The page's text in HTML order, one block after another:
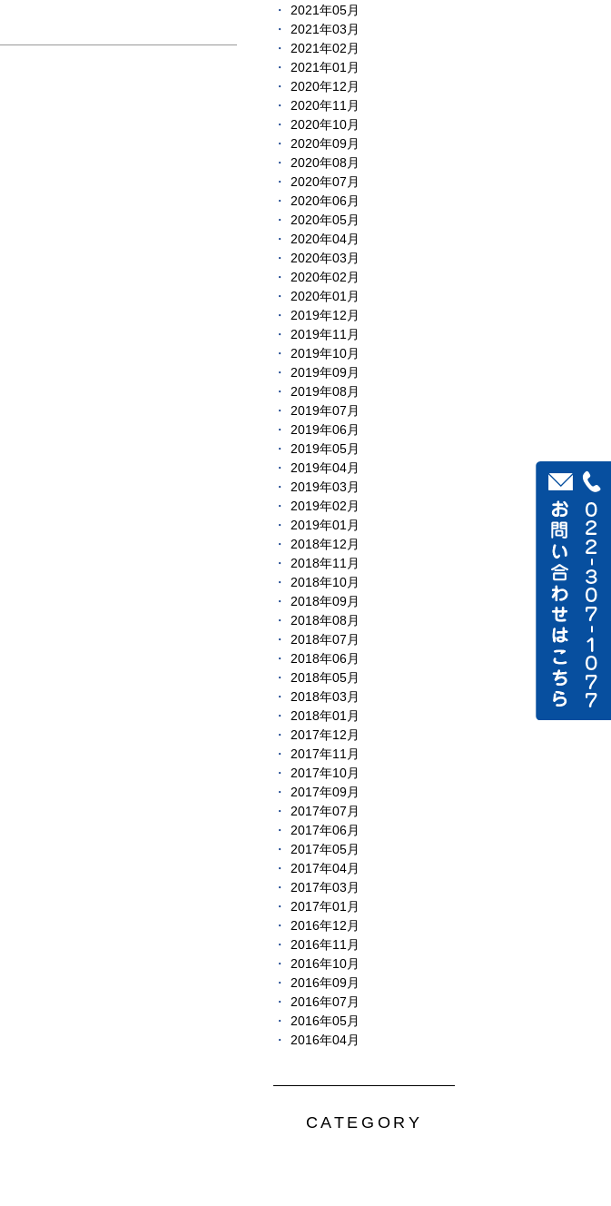
2021年05月
2021年03月
2021年02月
2021年01月
2020年12月
2020年11月
2020年10月
2020年09月
2020年08月
2020年07月
2020年06月
2020年05月
2020年04月
2020年03月
2020年02月
2020年01月
2019年12月
2019年11月
2019年10月
2019年09月
2019年08月
2019年07月
2019年06月
2019年05月
2019年04月
2019年03月
2019年02月
2019年01月
2018年12月
2018年11月
2018年10月
2018年09月
2018年08月
2018年07月
2018年06月
2018年05月
2018年03月
2018年01月
2017年12月
2017年11月
2017年10月
2017年09月
2017年07月
2017年06月
2017年05月
2017年04月
2017年03月
2017年01月
2016年12月
2016年11月
2016年10月
2016年09月
2016年07月
2016年05月
2016年04月
CATEGORY